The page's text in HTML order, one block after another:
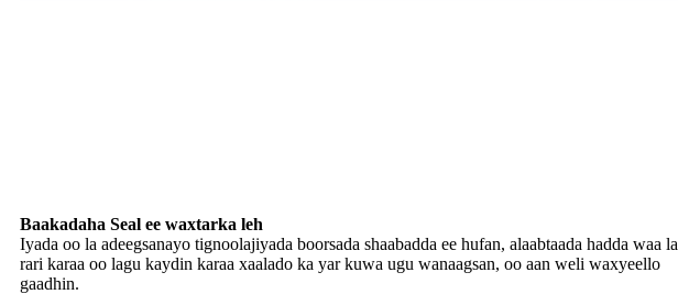
Baakadaha Seal ee waxtarka leh
Iyada oo la adeegsanayo tignoolajiyada boorsada shaabadda ee hufan, alaabtaada hadda waa la
rari karaa oo lagu kaydin karaa xaalado ka yar kuwa ugu wanaagsan, oo aan weli waxyeello
gaadhin.